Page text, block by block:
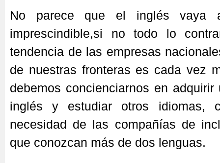
No parece que el inglés vaya
imprescindible,si no todo lo
tendencia de las empresas
de nuestras fronteras es cada vez
debemos concienciarnos en
inglés y estudiar otros idiomas,
necesidad de las compañías de
que conozcan más de dos lenguas.